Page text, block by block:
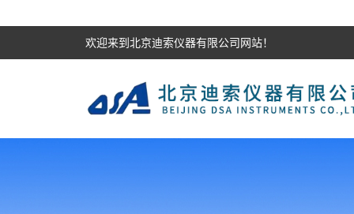
欢迎来到北京迪索仪器有限公司网站！